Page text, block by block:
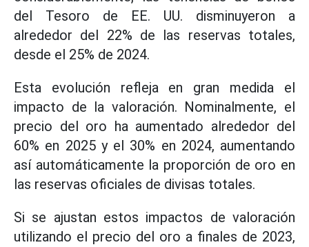
del Tesoro de EE. UU. disminuyeron a
alrededor del 22% de las reservas totales,
desde el 25% de 2024.
Esta evolución refleja en gran medida el
impacto de la valoración. Nominalmente, el
precio del oro ha aumentado alrededor del
60% en 2025 y el 30% en 2024, aumentando
así automáticamente la proporción de oro en
las reservas oficiales de divisas totales.
Si se ajustan estos impactos de valoración
utilizando el precio del oro a finales de 2023,